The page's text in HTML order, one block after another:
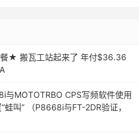
★ 搬瓦工站起来了 年付$36.36
与MOTOTRBO CPS写频软件使用
叫” （P8668i与FT-2DR验证，